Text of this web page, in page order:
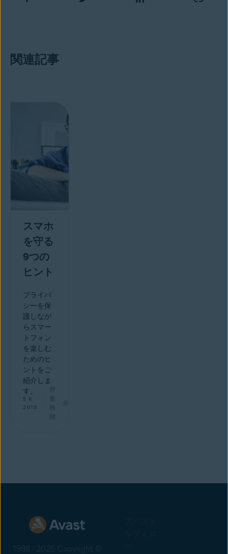
関連記事
スマホ
を守る
9つの
ヒント
プライバ
シーを保
護しなが
らスマー
トフォン
を楽しむ
ためのヒ
ントをご
紹介しま
す。
5 8
2019
所
要
時
分